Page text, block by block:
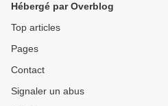
Hébergé par Overblog
Top articles
Pages
Contact
Signaler un abus